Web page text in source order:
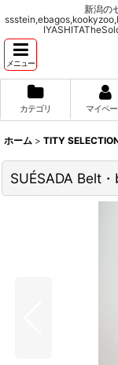
新潟の
メニュー
カテゴリ マイペ
ホーム > TITY
SUÉSADA Belt